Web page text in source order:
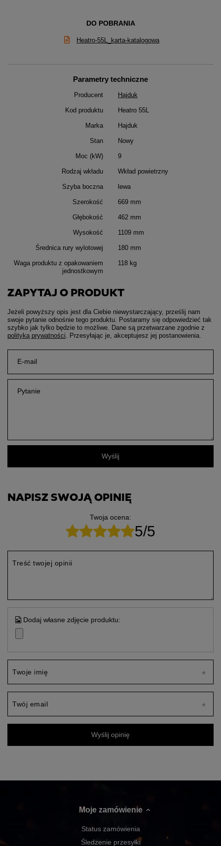
DO POBRANIA
Heatro-55L_karta-katalogowa
Parametry techniczne
Producent Hajduk
Kod produktu Heatro 55L
Marka Hajduk
Stan Nowy
Moc (kW) 9
Rodzaj wkładu Wkład powietrzny
Szyba boczna lewa
Szerokość 669 mm
Głębokość 462 mm
Wysokość 1109 mm
Średnica rury wylotowej 180 mm
Waga produktu z opakowaniem
jednostkowym
118 kg
ZAPYTAJ O PRODUKT
Jeżeli powyższy opis jest dla Ciebie niewystarczający, prześlij nam
swoje pytanie odnośnie tego produktu. Postaramy się odpowiedzieć tak
szybko jak tylko będzie to możliwe.
Dane są przetwarzane zgodnie z
polityką prywatności . Przesyłając je, akceptujesz jej postanowienia.
E-mail
Pytanie
Wyślij
NAPISZ SWOJĄ OPINIĘ
Twoja ocena:
5/5
Treść twojej opinii
Dodaj własne zdjęcie produktu:
Twoje imię
Twój email
Wyślij opinię
Moje zamówienie
Status zamówienia
Śledzenie przesyłki